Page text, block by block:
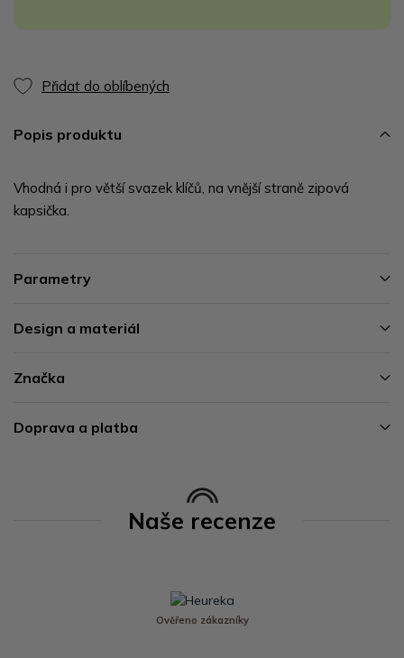
Přidat do oblíbených
Popis produktu
Vhodná i pro větší svazek klíčů, na vnější straně zipová
kapsička.
Parametry
Design a materiál
Značka
Doprava a platba
Naše recenze
Ověřeno zákazníky